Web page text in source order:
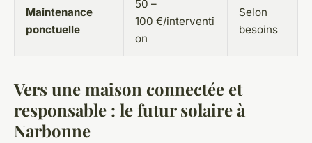
Maintenance
ponctuelle
50 –
100 €/interventi
on
Selon
besoins
Vers une maison connectée et
responsable : le futur solaire à
Narbonne